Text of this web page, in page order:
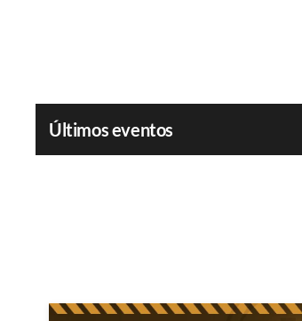
Últimos eventos